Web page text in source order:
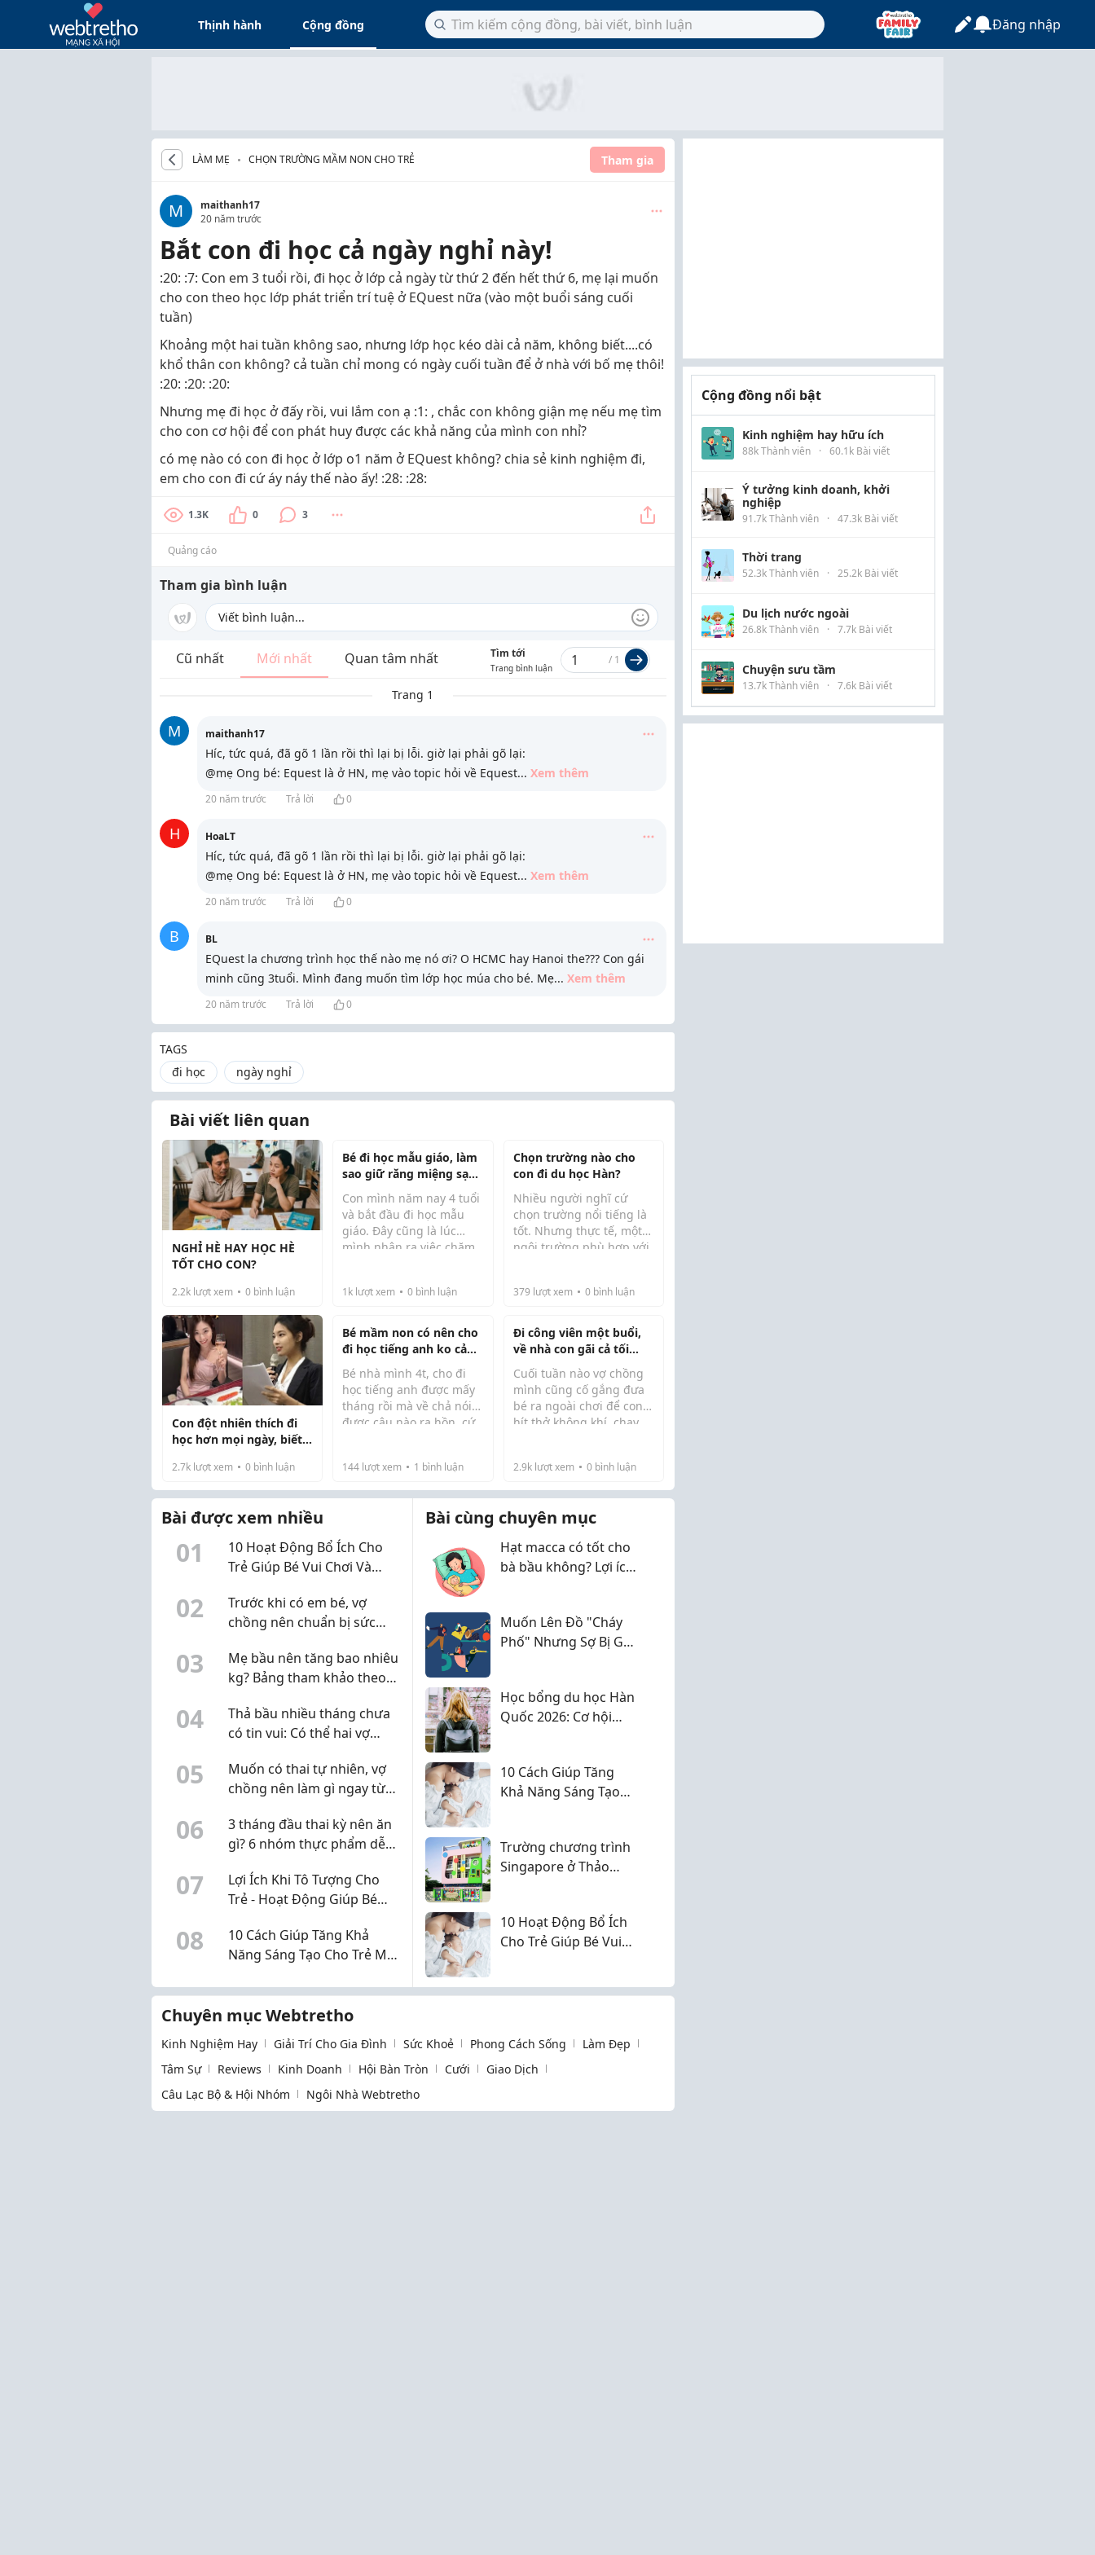
Thịnh hành Cộng đồng Đăng nhập
LÀM MẸ CHỌN TRƯỜNG MẦM NON CHO TRẺ Tham gia
M
maithanh17
20 năm trước
Bắt con đi học cả ngày nghỉ này!
:20: :7: Con em 3 tuổi rồi, đi học ở lớp cả ngày từ thứ 2 đến hết thứ 6, mẹ lại muốn
cho con theo học lớp phát triển trí tuệ ở EQuest nữa (vào một buổi sáng cuối
tuần)
Khoảng một hai tuần không sao, nhưng lớp học kéo dài cả năm, không biết....có
khổ thân con không? cả tuần chỉ mong có ngày cuối tuần để ở nhà với bố mẹ thôi!
:20: :20: :20:
Nhưng mẹ đi học ở đấy rồi, vui lắm con ạ :1: , chắc con không giận mẹ nếu mẹ tìm
cho con cơ hội để con phát huy được các khả năng của mình con nhỉ?
có mẹ nào có con đi học ở lớp o1 năm ở EQuest không? chia sẻ kinh nghiệm đi,
em cho con đi cứ áy náy thế nào ấy! :28: :28:
1.3K 0 3
Quảng cáo
Tham gia bình luận
Cũ nhất Mới nhất Quan tâm nhất Tìm tới
Trang bình luận
/ 1
Trang 1
M maithanh17
Híc, tức quá, đã gõ 1 lần rồi thì lại bị lỗi. giờ lại phải gõ lại:
@mẹ Ong bé: Equest là ở HN, mẹ vào topic hỏi về Equest... Xem thêm
20 năm trước Trả lời 0
H HoaLT
Híc, tức quá, đã gõ 1 lần rồi thì lại bị lỗi. giờ lại phải gõ lại:
@mẹ Ong bé: Equest là ở HN, mẹ vào topic hỏi về Equest... Xem thêm
20 năm trước Trả lời 0
B BL
EQuest la chương trình học thế nào mẹ nó ơi? O HCMC hay Hanoi the??? Con gái
minh cũng 3tuổi. Mình đang muốn tìm lớp học múa cho bé. Mẹ... Xem thêm
20 năm trước Trả lời 0
TAGS
đi học
ngày nghỉ
Bài viết liên quan
NGHỈ HÈ HAY HỌC HÈ
TỐT CHO CON?
2.2k lượt xem 0 bình luận
Bé đi học mẫu giáo, làm
sao giữ răng miệng sạch
sẽ suốt cả ngày?
Con mình năm nay 4 tuổi
và bắt đầu đi học mẫu
giáo. Đây cũng là lúc
mình nhận ra việc chăm
khi ở nhà nữa.
nước ...
1k lượt xem 0 bình luận
Chọn trường nào cho
con đi du học Hàn?
Nhiều người nghĩ cứ
chọn trường nổi tiếng là
tốt. Nhưng thực tế, một
ngôi trường phù hợp với
huynh thường quan tâm
379 lượt xem 0bình luận
Con đột nhiên thích đi
học hơn mọi ngày, biết
thần lo lắng
2.7k lượt xem 0 bình luận
Bé mầm non có nên cho
đi học tiếng anh ko cả
nhà
Bé nhà mình 4t, cho đi
học tiếng anh được mấy
tháng rồi mà về chả nói
được câu nào ra hồn, cứ
mà ko cho đi thì sợ con
dốt tiếng anh, đời ba mẹ
dốt tiếng...
144 lượt xem 1 bình luận
Đi công viên một buổi,
về nhà con gãi cả tối...
Cuối tuần nào vợ chồng
mình cũng cố gắng đưa
bé ra ngoài chơi để con
hít thở không khí, chạy
viên từ khoảng 4 giờ
chiều đến tối. Lúc ở đó
thì vui lắm, bé chạ...
2.9klượt xem 0bình luận
Bài được xem nhiều
01
10 Hoạt Động Bổ Ích Cho
Trẻ Giúp Bé Vui Chơi Và
02
Trước khi có em bé, vợ
chồng nên chuẩn bị sức
03
Mẹ bầu nên tăng bao nhiêu
kg? Bảng tham khảo theo
04
Thả bầu nhiều tháng chưa
có tin vui: Có thể hai vợ
đúng
05
Muốn có thai tự nhiên, vợ
chồng nên làm gì ngay từ
06
3 tháng đầu thai kỳ nên ăn
gì? 6 nhóm thực phẩm dễ
hai người"
07
Lợi Ích Khi Tô Tượng Cho
Trẻ - Hoạt Động Giúp Bé
08
10 Cách Giúp Tăng Khả
Năng Sáng Tạo Cho Trẻ Mỗi
Bài cùng chuyên mục
Hạt macca có tốt cho
bà bầu không? Lợi ích
Muốn Lên Đồ "Cháy
Phố" Nhưng Sợ Bị Gọi
Học bổng du học Hàn
Quốc 2026: Cơ hội
10 Cách Giúp Tăng
Khả Năng Sáng Tạo
Trường chương trình
Singapore ở Thảo
10 Hoạt Động Bổ Ích
Cho Trẻ Giúp Bé Vui
Chuyên mục Webtretho
Kinh Nghiệm Hay Giải Trí Cho Gia Đình Sức Khoẻ Phong Cách Sống
Làm Đẹp
Tâm Sự
Reviews Kinh Doanh Hội Bàn Tròn Cưới
Giao Dịch
Câu Lạc Bộ & Hội Nhóm
Ngôi Nhà Webtretho
Cộng đồng nổi bật
Kinh nghiệm hay hữu ích
88k Thành viên · 60.1k Bài viết
Ý tưởng kinh doanh, khởi
nghiệp
91.7k Thành viên · 47.3k Bài viết
Thời trang
52.3k Thành viên · 25.2k Bài viết
Du lịch nước ngoài
26.8k Thành viên · 7.7k Bài viết
Chuyện sưu tầm
13.7k Thành viên · 7.6k Bài viết